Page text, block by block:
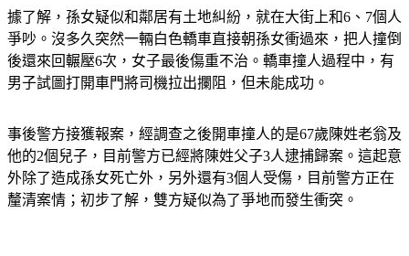
爭吵。沒多久突然一輛白色轎車直接朝孫女衝過來，把人撞倒
後還來回輾壓6次，女子最後傷重不治。轎車撞人過程中，有
男子試圖打開車門將司機拉出攔阻，但未能成功。
他的2個兒子，目前警方已經將陳姓父子3人逮捕歸案。這起意
外除了造成孫女死亡外，另外還有3個人受傷，目前警方正在
釐清案情；初步了解，雙方疑似為了爭地而發生衝突。